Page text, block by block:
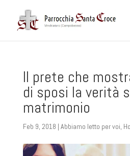
Il prete che
di sposi la verità
matrimonio
Feb 9, 2018 | Abbiamo letto per voi,